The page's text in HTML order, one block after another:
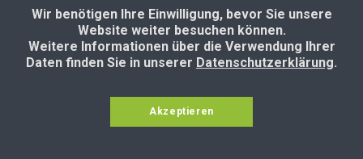
Impressum Datenschutz
Built with Groove
Wir benötigen Ihre Einwilligung, bevor Sie unsere
Website weiter besuchen können.
Weitere Informationen über die Verwendung Ihrer
Daten finden Sie in unserer Datenschutzerklärung.
Akzeptieren